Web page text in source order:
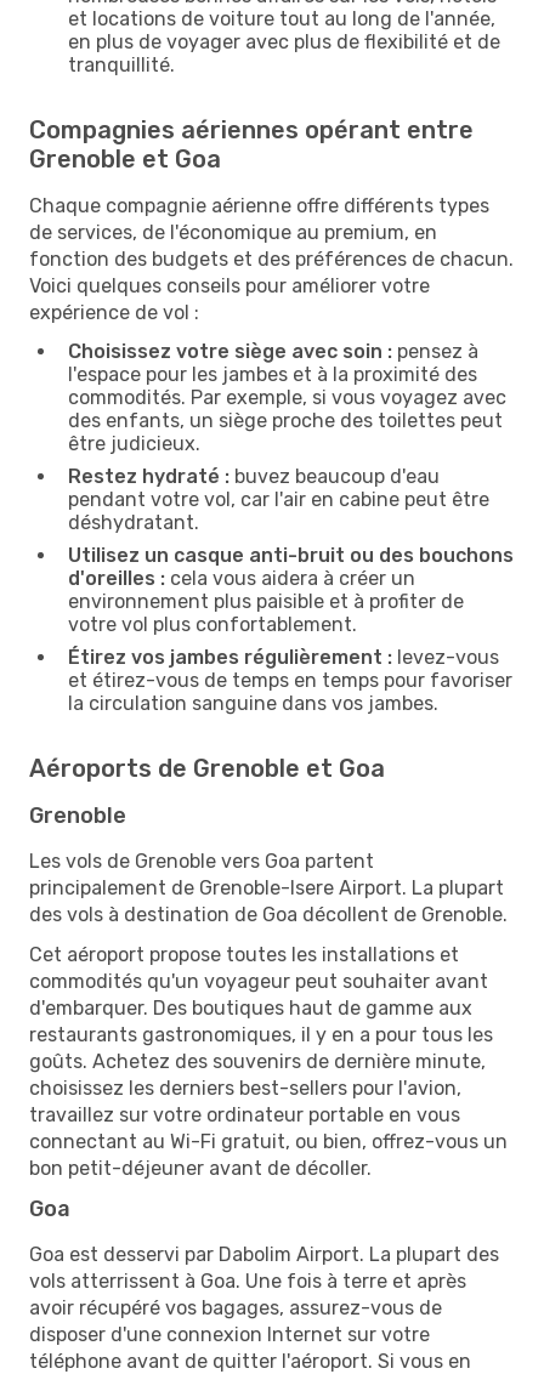
et locations de voiture tout au long de l'année,
en plus de voyager avec plus de flexibilité et de
tranquillité.
Compagnies aériennes opérant entre
Grenoble et Goa
Chaque compagnie aérienne offre différents types
de services, de l'économique au premium, en
fonction des budgets et des préférences de chacun.
Voici quelques conseils pour améliorer votre
expérience de vol :
Choisissez votre siège avec soin : pensez à
l'espace pour les jambes et à la proximité des
commodités. Par exemple, si vous voyagez avec
des enfants, un siège proche des toilettes peut
être judicieux.
Restez hydraté : buvez beaucoup d'eau
pendant votre vol, car l'air en cabine peut être
déshydratant.
Utilisez un casque anti-bruit ou des bouchons
d'oreilles : cela vous aidera à créer un
environnement plus paisible et à profiter de
votre vol plus confortablement.
Étirez vos jambes régulièrement : levez-vous
et étirez-vous de temps en temps pour favoriser
la circulation sanguine dans vos jambes.
Aéroports de Grenoble et Goa
Grenoble
Les vols de Grenoble vers Goa partent
principalement de Grenoble-Isere Airport. La plupart
des vols à destination de Goa décollent de Grenoble.
Cet aéroport propose toutes les installations et
commodités qu'un voyageur peut souhaiter avant
d'embarquer. Des boutiques haut de gamme aux
restaurants gastronomiques, il y en a pour tous les
goûts. Achetez des souvenirs de dernière minute,
choisissez les derniers best-sellers pour l'avion,
travaillez sur votre ordinateur portable en vous
connectant au Wi-Fi gratuit, ou bien, offrez-vous un
bon petit-déjeuner avant de décoller.
Goa
Goa est desservi par Dabolim Airport. La plupart des
vols atterrissent à Goa. Une fois à terre et après
avoir récupéré vos bagages, assurez-vous de
disposer d'une connexion Internet sur votre
téléphone avant de quitter l'aéroport. Si vous en